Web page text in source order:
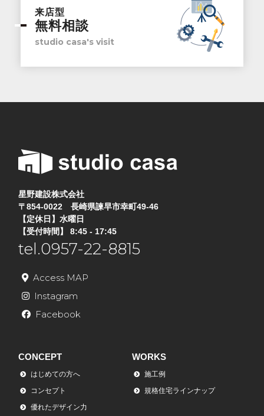
来店型
無料相談
studio casa's visit
星野建設株式会社
〒854-0022 長崎県諫早市幸町49-46
【定休日】水曜日
【受付時間】 8:45 - 17:45
tel.0957-22-8815
Access MAP
Instagram
Facebook
CONCEPT
はじめての方へ
コンセプト
優れたデザイン力
WORKS
施工例
規格住宅ラインナップ